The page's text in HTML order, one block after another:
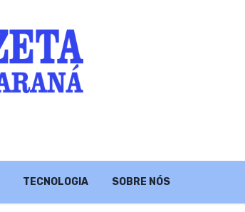
TECNOLOGIA SOBRE NÓS